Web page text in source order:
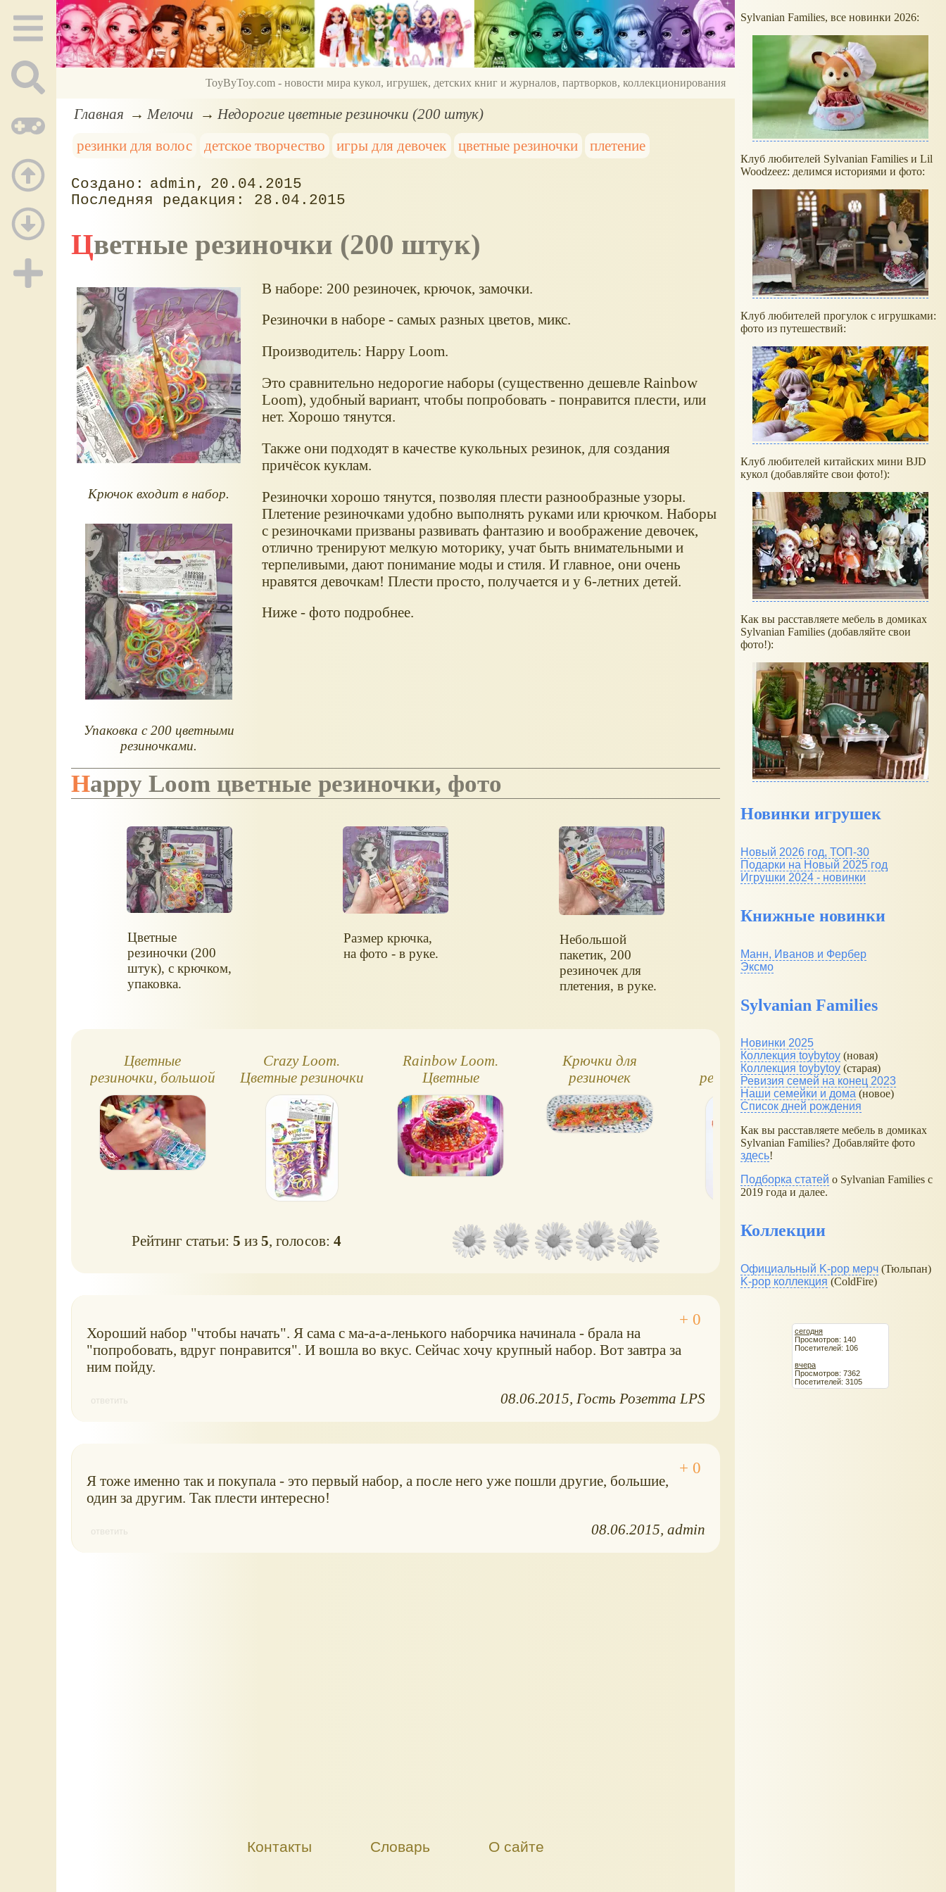
ToyByToy.com - новости мира кукол, игрушек, детских книг и журналов, партворков, коллекционирования
Главная Мелочи
Недорогие цветные резиночки (200 штук)
резинки для волос
детское творчество игры для девочек цветные резиночки плетение
admin
20.04.2015
28.04.2015
Цветные резиночки (200 штук)
Крючок входит в набор.
В наборе: 200 резиночек, крючок, замочки.
Резиночки в наборе - самых разных цветов, микс.
Производитель: Happy Loom.
Это сравнительно недорогие наборы (существенно дешевле Rainbow
Loom), удобный вариант, чтобы попробовать - понравится плести, или
нет. Хорошо тянутся.
Упаковка с 200 цветными
резиночками.
Также они подходят в качестве кукольных резинок, для создания
причёсок куклам.
Резиночки хорошо тянутся, позволяя плести разнообразные узоры.
Плетение резиночками удобно выполнять руками или крючком. Наборы
с резиночками призваны развивать фантазию и воображение девочек,
отлично тренируют мелкую моторику, учат быть внимательными и
терпеливыми, дают понимание моды и стиля. И главное, они очень
нравятся девочкам! Плести просто, получается и у 6-летних детей.
Ниже - фото подробнее.
Happy Loom цветные резиночки, фото
Цветные
резиночки (200
штук), с крючком,
упаковка.
Размер крючка,
на фото - в руке.
Небольшой
пакетик, 200
резиночек для
плетения, в руке.
Цветные
резиночки, большой
станок для
плетения
Crazy Loom.
Цветные резиночки
Rainbow Loom.
Цветные
резиночки.
Плетение
браслетов
Крючки для
резиночек
(крепления)
Цветные
резиночки: что
можно сплести
Подвески для
цветных
Рейтинг статьи:5 из5, голосов:4
Хороший набор "чтобы начать". Я сама с ма-а-а-ленького наборчика начинала - брала на
"попробовать, вдруг понравится". И вошла во вкус. Сейчас хочу крупный набор. Вот завтра за
ним пойду.
ответить 08.06.2015 Гость Розетта LPS
Я тоже именно так и покупала - это первый набор, а после него уже пошли другие, большие,
один за другим. Так плести интересно!
ответить 08.06.2015 admin
Контакты Словарь О сайте
Sylvanian Families, все новинки 2026:
Клуб любителей Sylvanian Families и Lil
Woodzeez: делимся историями и фото:
Клуб любителей прогулок с игрушками:
фото из путешествий:
Клуб любителей китайских мини BJD
кукол (добавляйте свои фото!):
Как вы расставляете мебель в домиках
Sylvanian Families (добавляйте свои
фото!):
Новинки игрушек
Новый 2026 год, ТОП-30
Подарки на Новый 2025 год
Игрушки 2024 - новинки
Книжные новинки
Манн, Иванов и Фербер
Эксмо
Sylvanian Families
Новинки 2025
Коллекция toybytoy (новая)
Коллекция toybytoy (старая)
Ревизия семей на конец 2023
Наши семейки и дома (новое)
Список дней рождения
Как вы расставляете мебель в домиках
Sylvanian Families? Добавляйте фото
здесь!
Подборка статей о Sylvanian Families с
2019 года и далее.
Коллекции
Официальный K-pop мерч (Тюльпан)
K-pop коллекция (ColdFire)
сегодня
Просмотров: 140
Посетителей: 106
вчера
Просмотров: 7362
Посетителей: 3105